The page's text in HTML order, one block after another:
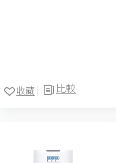
比較
收藏